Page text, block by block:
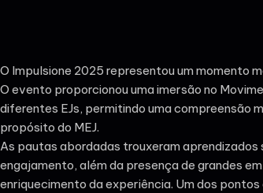
O Impulsione 2025 representou um momento
O evento proporcionou uma imersão no
diferentes EJs, permitindo uma compreensão
propósito do MEJ.
As pautas abordadas trouxeram
engajamento, além da presença de grandes
enriquecimento da experiência. Um dos